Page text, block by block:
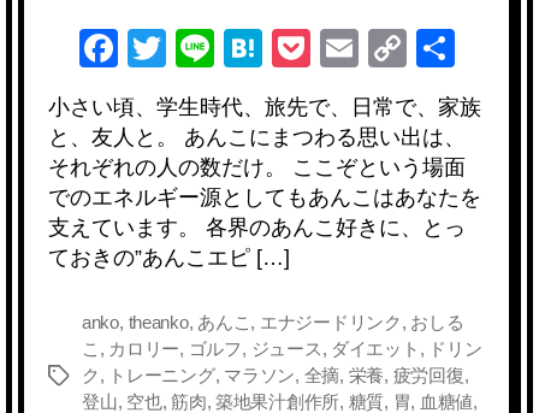
F
a
c
e
b
o
o
k
T
wi
tt
er
Li
n
e
H
at
e
n
a
P
ck
et
E
m
ail
C
p
y
Li
n
共
有
小さい頃、学生時代、旅先で、日常で、家族
と、友人と。 あんこにまつわる思い出は、
それぞれの人の数だけ。 ここぞという場面
でのエネルギー源としてもあんこはあなたを
支えています。 各界のあんこ好きに、とっ
ておきの”あんこエピ […]
タ
anko, theanko, あんこ , エナジードリンク , おしる
こ , カロリー, ゴルフ, ジュース, ダイエット , ドリン
ク , トレーニング, マラソン, 全摘, 栄養, 疲労回復,
登山, 空也, 筋肉, 築地果汁創作所, 糖質, 胃, 血糖値,